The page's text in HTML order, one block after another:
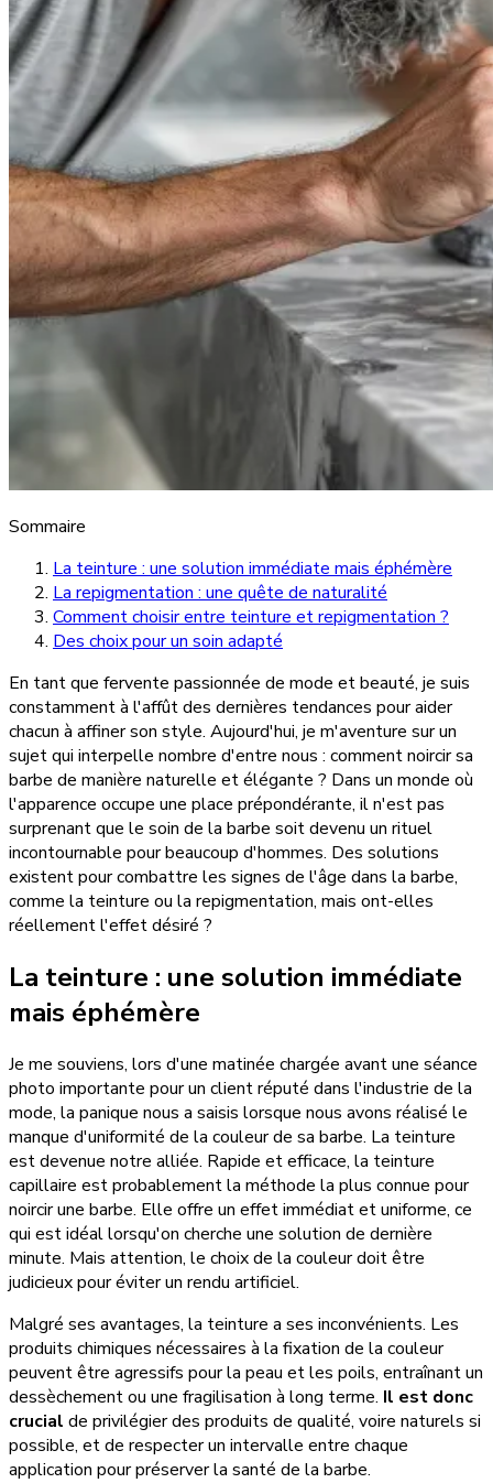
Sommaire
La teinture : une solution immédiate mais éphémère
La repigmentation : une quête de naturalité
Comment choisir entre teinture et repigmentation ?
Des choix pour un soin adapté
En tant que fervente passionnée de mode et beauté, je suis
constamment à l'affût des dernières tendances pour aider
chacun à affiner son style. Aujourd'hui, je m'aventure sur un
sujet qui interpelle nombre d'entre nous : comment noircir sa
barbe de manière naturelle et élégante ? Dans un monde où
l'apparence occupe une place prépondérante, il n'est pas
surprenant que le soin de la barbe soit devenu un rituel
incontournable pour beaucoup d'hommes. Des solutions
existent pour combattre les signes de l'âge dans la barbe,
comme la teinture ou la repigmentation, mais ont-elles
réellement l'effet désiré ?
La teinture : une solution immédiate
mais éphémère
Je me souviens, lors d'une matinée chargée avant une séance
photo importante pour un client réputé dans l'industrie de la
mode, la panique nous a saisis lorsque nous avons réalisé le
manque d'uniformité de la couleur de sa barbe. La teinture
est devenue notre alliée. Rapide et efficace, la teinture
capillaire est probablement la méthode la plus connue pour
noircir une barbe. Elle offre un effet immédiat et uniforme, ce
qui est idéal lorsqu'on cherche une solution de dernière
minute. Mais attention, le choix de la couleur doit être
judicieux pour éviter un rendu artificiel.
Malgré ses avantages, la teinture a ses inconvénients. Les
produits chimiques nécessaires à la fixation de la couleur
peuvent être agressifs pour la peau et les poils, entraînant un
dessèchement ou une fragilisation à long terme. Il est donc
crucial de privilégier des produits de qualité, voire naturels si
possible, et de respecter un intervalle entre chaque
application pour préserver la santé de la barbe.